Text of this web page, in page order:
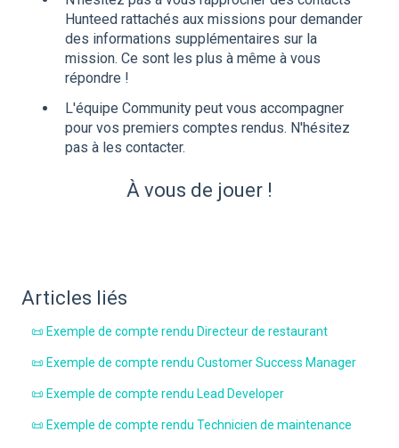
Hunteed rattachés aux missions pour demander
des informations supplémentaires sur la
mission. Ce sont les plus à même à vous
répondre !
L'équipe Community peut vous accompagner
pour vos premiers comptes rendus. N'hésitez
pas à les contacter.
À vous de jouer !
Articles liés
📜 Exemple de compte rendu Directeur de restaurant
📜 Exemple de compte rendu Customer Success Manager
📜 Exemple de compte rendu Lead Developer
📜 Exemple de compte rendu Technicien de maintenance